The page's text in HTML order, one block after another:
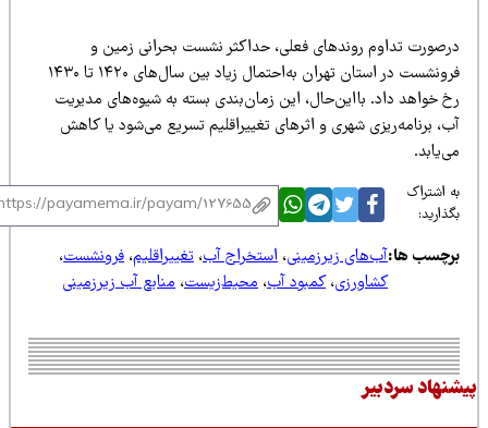
تداوم روندهای فعلی، حداکثر نشست بحرانی زمین و
فرونشست در استان تهران به‌احتمال زیاد بین سال‌های ۱۴۲۰ تا ۱۴۳۰
خواهد داد. بااین‌حال، این زمان‌بندی بسته به شیوه‌های مدیریت
برنامه‌ریزی شهری و اثرهای تغییراقلیم تسریع می‌شود یا کاهش
اشتراک
ها:آب‌های زیرزمینی،استخراج آب،تغییراقلیم،فرونشست،
کشاورزی،کمبود آب،محیط‌زیست،منابع آب زیرزمینی
سردبیر